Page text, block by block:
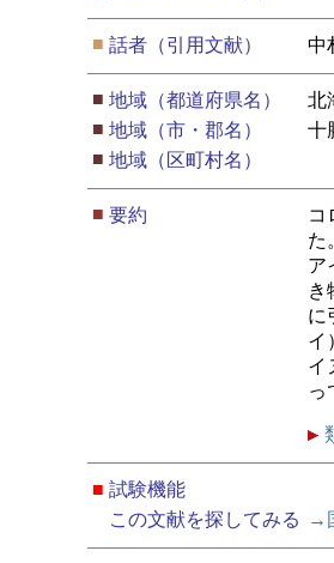
■ 話者（引用文献） 中
■ 地域（都道府県名）
北
■ 地域（市・郡名）
十
■ 地域（区町村名）
■ 要約
コ
た
ア
き
に
イ
イ
っ
■ 試験機能
この文献を探してみる
→